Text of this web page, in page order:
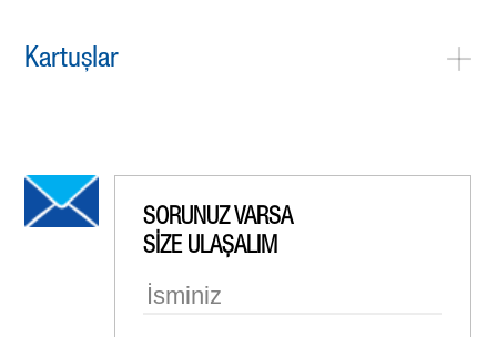
Kartuşlar
SORUNUZ VARSA
SİZE ULAŞALIM